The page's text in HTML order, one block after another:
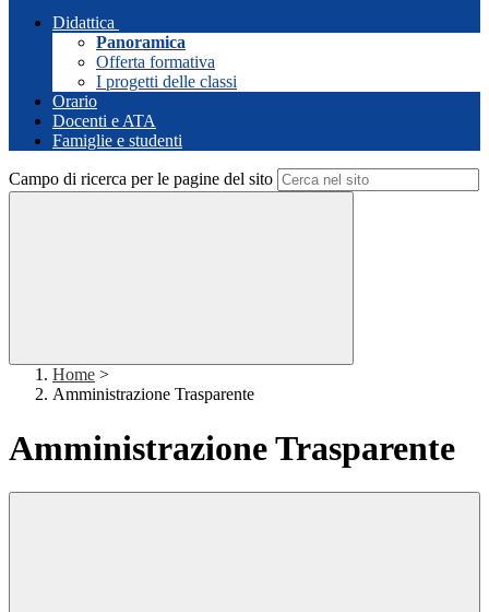
Didattica
Panoramica
Offerta formativa
I progetti delle classi
Orario
Docenti e ATA
Famiglie e studenti
Campo di ricerca per le pagine del sito
Home >
Amministrazione Trasparente
Amministrazione Trasparente